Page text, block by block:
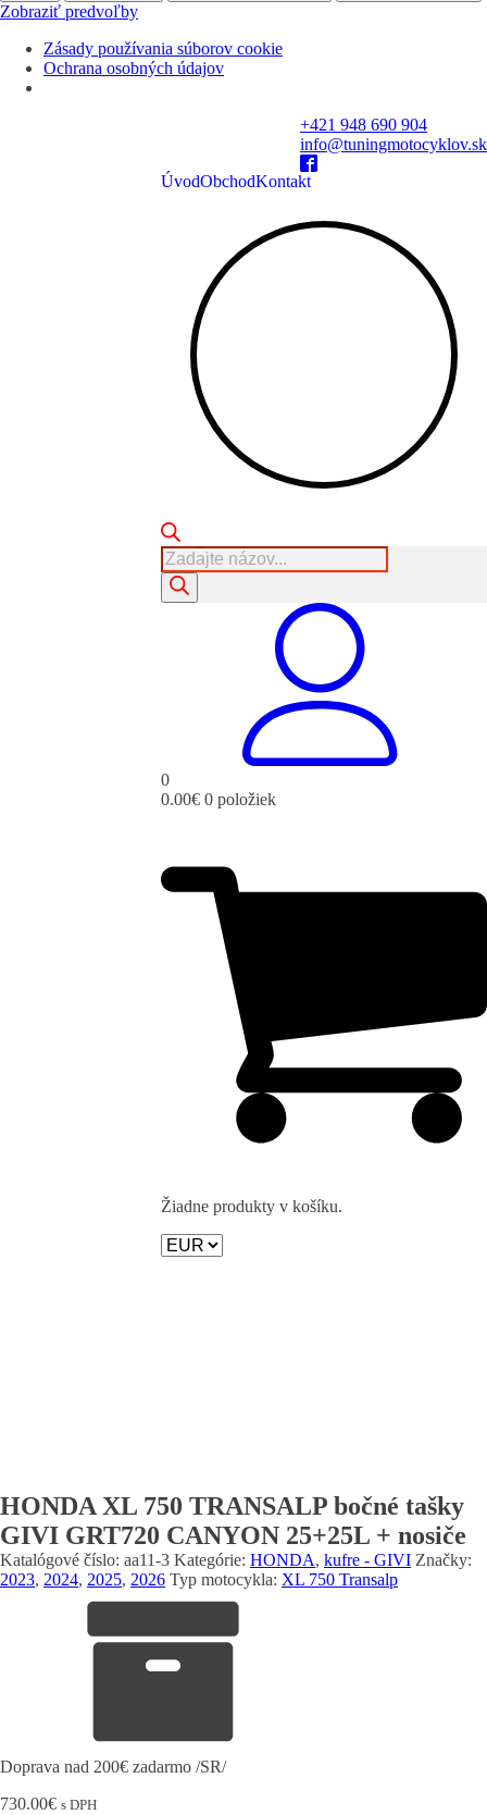
Zobraziť predvoľby
Zásady používania súborov cookie
Ochrana osobných údajov
+421 948 690 904
info@tuningmotocyklov.sk
ÚvodObchodKontakt
Products
search
0
0.00€ 0 položiek
Žiadne produkty v košíku.
HONDA XL 750 TRANSALP bočné tašky
GIVI GRT720 CANYON 25+25L + nosiče
Katalógové číslo: aa11-3 Kategórie: HONDA, kufre - GIVI Značky:
2023, 2024, 2025, 2026 Typ motocykla: XL 750 Transalp
Doprava nad 200€ zadarmo /SR/
730.00€ s DPH